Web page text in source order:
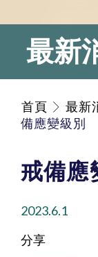
最新
首頁 最新
備應變級別
戒備應
2023.6.1
分享